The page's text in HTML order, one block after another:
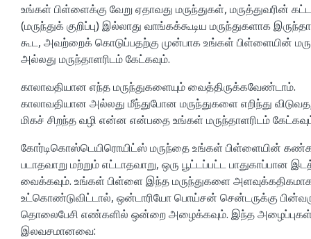
உங்கள் பிள்ளைக்கு வேறு ஏதாவது மருந்துகள், மருத்துவரின்
(மருந்துக் குறிப்பு) இல்லாது வாங்கக்கூடிய மருந்துகளாக
கூட, அவற்றைக் கொடுப்பதற்கு முன்பாக உங்கள் பிள்ளையின்
அல்லது மருந்தாளரிடம் கேட்கவும்.
காலாவதியான எந்த மருந்துகளையும் வைத்திருக்கவேண்டாம்.
காலாவதியான அல்லது மீந்துபோன மருந்துகளை எறிந்து
மிகச் சிறந்த வழி என்ன என்பதை உங்கள் மருந்தாளரிடம்
கோர்டிகொஸ்டெயிரொயிட்ஸ் மருந்தை உங்கள் பிள்ளையின்
படாதவாறு மற்றும் எட்டாதவாறு, ஒரு பூட்டப்பட்ட பாதுகாப்பான
வைக்கவும். உங்கள் பிள்ளை இந்த மருந்துகளை
உட்கொண்டுவிட்டால், ஒன்டாரியோ பொய்சன் சென்டருக்கு
தொலைபேசி எண்களில் ஒன்றை அழைக்கவும். இந்த
இலவசமானவை: